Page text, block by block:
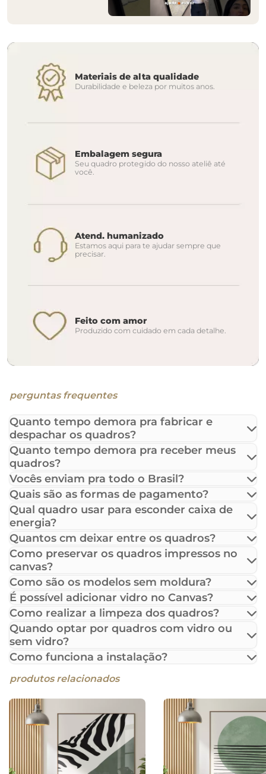
Materiais de alta qualidade
Durabilidade e beleza por muitos anos.
Embalagem segura
Seu quadro protegido do nosso ateliê até
você.
Atend. humanizado
Estamos aqui para te ajudar sempre que
precisar.
Feito com amor
Produzido com cuidado em cada detalhe.
perguntas frequentes
Quanto tempo demora pra fabricar e
despachar os quadros?
Quanto tempo demora pra receber meus
quadros?
Vocês enviam pra todo o Brasil?
Quais são as formas de pagamento?
Qual quadro usar para esconder caixa de
energia?
Quantos cm deixar entre os quadros?
Como preservar os quadros impressos no
canvas?
Como são os modelos sem moldura?
É possível adicionar vidro no Canvas?
Como realizar a limpeza dos quadros?
Quando optar por quadros com vidro ou
sem vidro?
Como funciona a instalação?
produtos relacionados